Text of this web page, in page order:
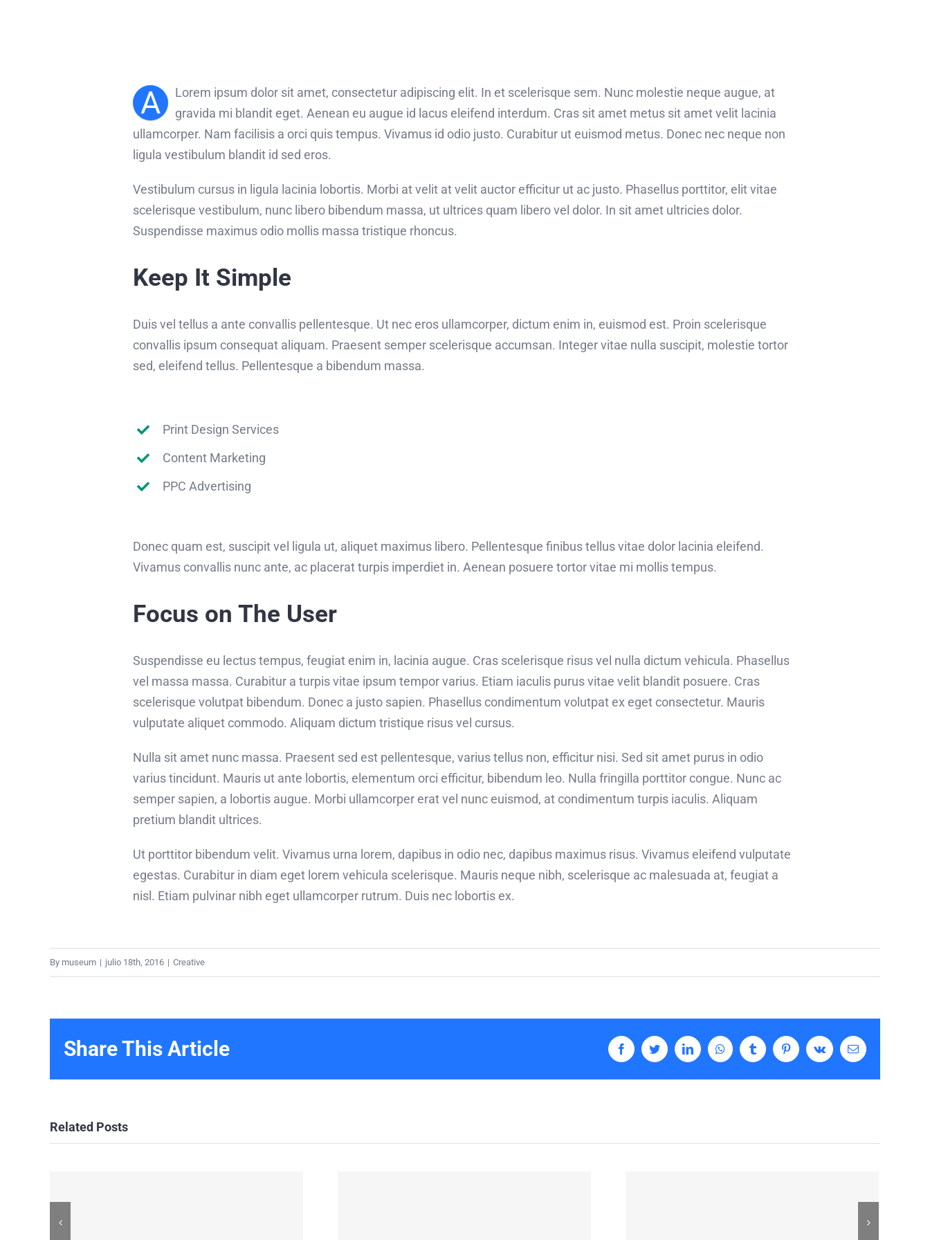
A
Lorem ipsum dolor sit amet, consectetur adipiscing elit. In et scelerisque sem. Nunc molestie neque augue, at
gravida mi blandit eget. Aenean eu augue id lacus eleifend interdum. Cras sit amet metus sit amet velit lacinia
ullamcorper. Nam facilisis a orci quis tempus. Vivamus id odio justo. Curabitur ut euismod metus. Donec nec neque non
ligula vestibulum blandit id sed eros.
Vestibulum cursus in ligula lacinia lobortis. Morbi at velit at velit auctor efficitur ut ac justo. Phasellus porttitor, elit vitae
scelerisque vestibulum, nunc libero bibendum massa, ut ultrices quam libero vel dolor. In sit amet ultricies dolor.
Suspendisse maximus odio mollis massa tristique rhoncus.
Keep It Simple
Duis vel tellus a ante convallis pellentesque. Ut nec eros ullamcorper, dictum enim in, euismod est. Proin scelerisque
convallis ipsum consequat aliquam. Praesent semper scelerisque accumsan. Integer vitae nulla suscipit, molestie tortor
sed, eleifend tellus. Pellentesque a bibendum massa.
Print Design Services
Content Marketing
PPC Advertising
Donec quam est, suscipit vel ligula ut, aliquet maximus libero. Pellentesque finibus tellus vitae dolor lacinia eleifend.
Vivamus convallis nunc ante, ac placerat turpis imperdiet in. Aenean posuere tortor vitae mi mollis tempus.
Focus on The User
Suspendisse eu lectus tempus, feugiat enim in, lacinia augue. Cras scelerisque risus vel nulla dictum vehicula. Phasellus
vel massa massa. Curabitur a turpis vitae ipsum tempor varius. Etiam iaculis purus vitae velit blandit posuere. Cras
scelerisque volutpat bibendum. Donec a justo sapien. Phasellus condimentum volutpat ex eget consectetur. Mauris
vulputate aliquet commodo. Aliquam dictum tristique risus vel cursus.
Nulla sit amet nunc massa. Praesent sed est pellentesque, varius tellus non, efficitur nisi. Sed sit amet purus in odio
varius tincidunt. Mauris ut ante lobortis, elementum orci efficitur, bibendum leo. Nulla fringilla porttitor congue. Nunc ac
semper sapien, a lobortis augue. Morbi ullamcorper erat vel nunc euismod, at condimentum turpis iaculis. Aliquam
pretium blandit ultrices.
Ut porttitor bibendum velit. Vivamus urna lorem, dapibus in odio nec, dapibus maximus risus. Vivamus eleifend vulputate
egestas. Curabitur in diam eget lorem vehicula scelerisque. Mauris neque nibh, scelerisque ac malesuada at, feugiat a
nisl. Etiam pulvinar nibh eget ullamcorper rutrum. Duis nec lobortis ex.
By museum | julio 18th, 2016 | Creative
Share This Article FacebookTwitterLinkedInWhatsappTumblr PinterestVk Email
Related Posts